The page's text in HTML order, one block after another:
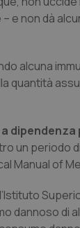
– e non dà
alcuna
quantità
un periodo
Manual of
dannoso di